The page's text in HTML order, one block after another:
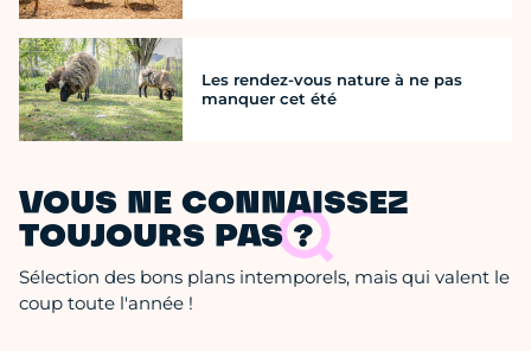
Les rendez-vous nature à ne pas
manquer cet été
VOUS NE CONNAISSEZ
TOUJOURS PAS ?
Sélection des bons plans intemporels, mais qui valent le
coup toute l'année !